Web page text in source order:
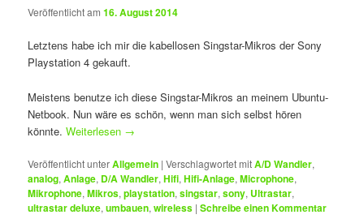
Veröffentlicht am16. August 2014
Letztens habe ich mir die kabellosen Singstar-Mikros der Sony
Playstation 4 gekauft.
Meistens benutze ich diese Singstar-Mikros an meinem Ubuntu-
Netbook. Nun wäre es schön, wenn man sich selbst hören
könnte.Weiterlesen →
Veröffentlicht unterAllgemein |Verschlagwortet mitA/D Wandler,
analog,Anlage, D/A Wandler,Hifi,Hifi-Anlage,Microphone,
Mikrophone,Mikros,playstation,singstar,sony, Ultrastar,
ultrastar deluxe,umbauen,wireless |Schreibe einen Kommentar